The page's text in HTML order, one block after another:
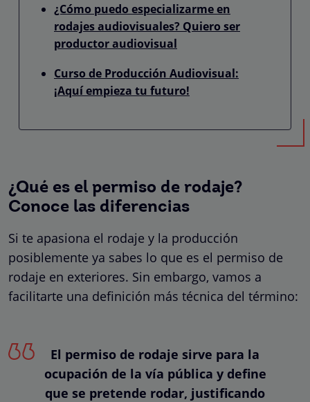
¿Cómo puedo especializarme en
rodajes audiovisuales? Quiero ser
productor audiovisual
Curso de Producción Audiovisual:
¡Aquí empieza tu futuro!
¿Qué es el permiso de rodaje?
Conoce las diferencias
Si te apasiona el rodaje y la producción
posiblemente ya sabes lo que es el permiso de
rodaje en exteriores. Sin embargo, vamos a
facilitarte una definición más técnica del término:
El permiso de rodaje sirve para la
ocupación de la vía pública y define
que se pretende rodar, justificando